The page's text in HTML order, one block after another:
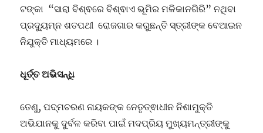
ଟଙ୍କା “ସାରା ବିଶ୍ଵରେ ବିଶ୍ଵାଏ ଭୂମିର ମଳିକାନଗିରି” ନଥିବା
ପ୍ରଦ୍ୟୁମ୍ନ ଶତପଥୀ ରୋଜଗାର କରୁଛନ୍ତି ସ୍ତ୍ରୀଙ୍କ ବେଆଇନ
ନିଯୁକ୍ତି ମାଧ୍ୟମରେ ।
ଧୂର୍ତ୍ତ ଅଭିସନ୍ଧି
ତେଣୁ, ପଦ୍ମଚରଣ ନାୟକଙ୍କ ନେତୃତ୍ଵାଧୀନ ନିଶାମୁକ୍ତି
ଅଭିଯାନକୁ ଦୁର୍ବଳ କରିବା ପାଇଁ ମଦପ୍ରିୟ ମୁଖ୍ୟମନ୍ତ୍ରୀଙ୍କୁ